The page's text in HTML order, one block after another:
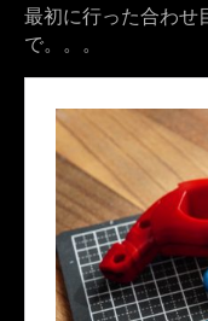
最初に行った合わせ
で。。。